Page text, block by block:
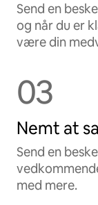
Send en
og når du er
være din
03
Nemt at
Send en
med mere.